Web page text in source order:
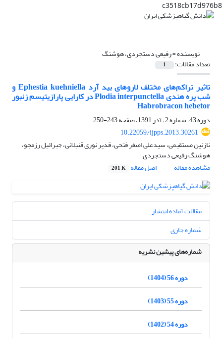
c3518cb17d976b8
نویسنده =رفیعی دستجردی، هوشنگ
تعداد مقالات: 1
تاثیر تراکم‌های مختلف لاروهای بید آرد Ephestia kuehniella و
شب پره هندی Plodia interpunctella در کارایی پارازیتیسم زنبور
Habrobracon hebetor
دوره 43، شماره 2، آذر 1391، صفحه
243-250
10.22059/ijpps.2013.30261
نازنین مستقیمی، سیدعلی اصغر فتحی، قدیر نوری قنبلانی، جبرائیل رزمجو،
هوشنگ رفیعی دستجردی
مشاهده مقاله
اصل مقاله 201 K
مقالات آماده انتشار
شماره جاری
شماره‌های پیشین نشریه
دوره 56 (1404)
دوره 55 (1403)
دوره 54 (1402)